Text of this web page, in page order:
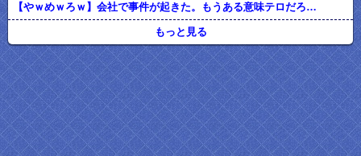
【やｗめｗろｗ】会社で事件が起きた。もうある意味テロだろ…
もっと見る